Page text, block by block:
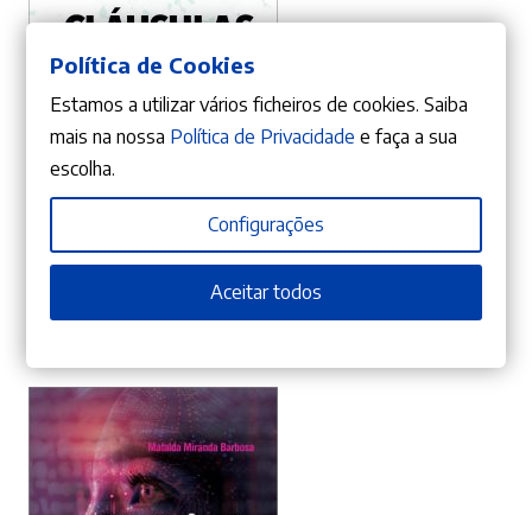
preço
era:
26,90 €.
preço
é:
24,21 €.
Cláusulas acessórias típicas
Política de Cookies
Estamos a utilizar vários ficheiros de cookies. Saiba
mais na nossa Política de Privacidade e faça a sua
escolha.
Configurações
Aceitar todos